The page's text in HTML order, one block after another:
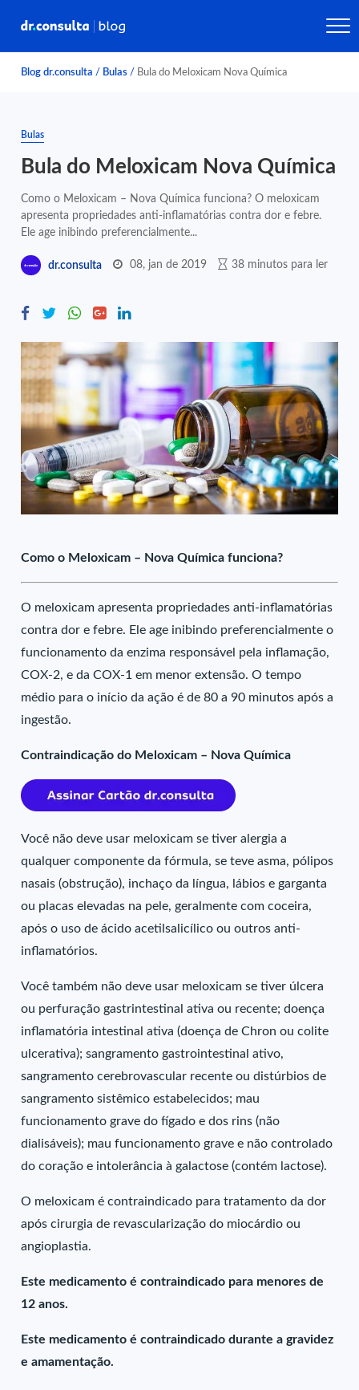
Blog dr.consulta / Bulas / Bula do Meloxicam Nova Química
Bulas
Bula do Meloxicam Nova Química
Como o Meloxicam – Nova Química funciona? O meloxicam
apresenta propriedades anti-inflamatórias contra dor e febre.
Ele age inibindo preferencialmente...
dr.consulta 08, jan de 2019 38 minutos para ler
Como o Meloxicam – Nova Química funciona?
O meloxicam apresenta propriedades anti-inflamatórias
contra dor e febre. Ele age inibindo preferencialmente o
funcionamento da enzima responsável pela inflamação,
COX-2, e da COX-1 em menor extensão. O tempo
médio para o início da ação é de 80 a 90 minutos após a
ingestão.
Contraindicação do Meloxicam – Nova Química
Você não deve usar meloxicam se tiver alergia a
qualquer componente da fórmula, se teve asma, pólipos
nasais (obstrução), inchaço da língua, lábios e garganta
ou placas elevadas na pele, geralmente com coceira,
após o uso de ácido acetilsalicílico ou outros anti-
inflamatórios.
Você também não deve usar meloxicam se tiver úlcera
ou perfuração gastrintestinal ativa ou recente; doença
inflamatória intestinal ativa (doença de Chron ou colite
ulcerativa); sangramento gastrointestinal ativo,
sangramento cerebrovascular recente ou distúrbios de
sangramento sistêmico estabelecidos; mau
funcionamento grave do fígado e dos rins (não
dialisáveis); mau funcionamento grave e não controlado
do coração e intolerância à galactose (contém lactose).
O meloxicam é contraindicado para tratamento da dor
após cirurgia de revascularização do miocárdio ou
angioplastia.
Este medicamento é contraindicado para menores de
12 anos.
Este medicamento é contraindicado durante a gravidez
e amamentação.